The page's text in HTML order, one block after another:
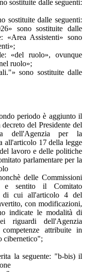
sostituite dalle seguenti:
sostituite dalle seguenti:
sono sostituite dalle
«Area Assistenti» sono
«del ruolo», ovunque
ruolo»;
sono sostituite dalle
periodo è aggiunto il
del Presidente del
dell'Agenzia per la
all'articolo 17 della legge
lavoro e delle politiche
parlamentare per la
delle Commissioni
e sentito il Comitato
di cui all'articolo 4 del
con modificazioni,
indicate le modalità di
riguardi dell'Agenzia
attribuite in
cibernetico";
la seguente: "b-bis) il